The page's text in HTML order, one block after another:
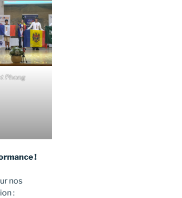
Phong
!
nos
: